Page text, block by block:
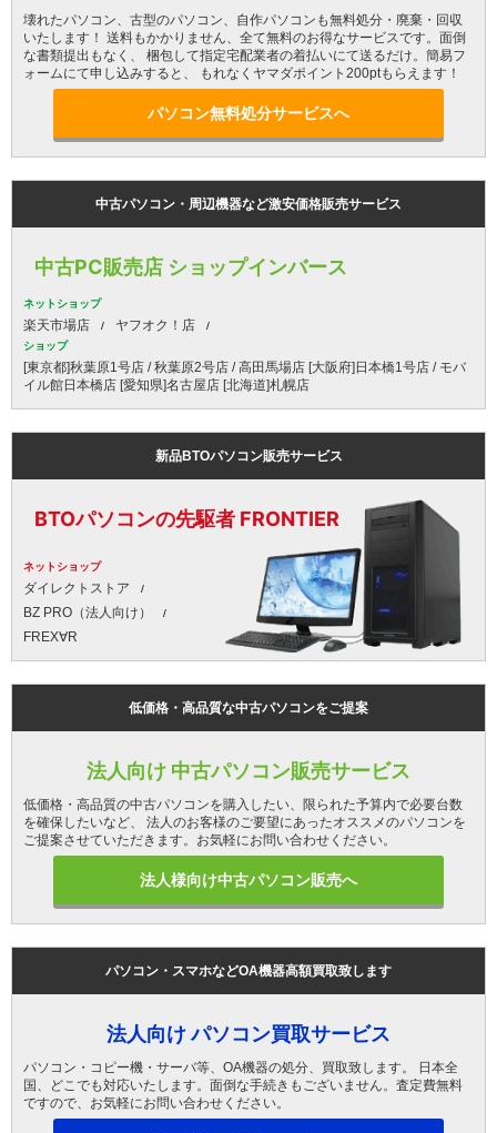
壊れたパソコン、古型のパソコン、自作パソコンも無料処分・廃棄・回収
いたします！ 送料もかかりません、全て無料のお得なサービスです。面倒
な書類提出もなく、 梱包して指定宅配業者の着払いにて送るだけ。簡易フ
ォームにて申し込みすると、 もれなくヤマダポイント200ptもらえます！
パソコン無料処分サービスへ
中古パソコン・周辺機器など激安価格販売サービス
中古PC販売店 ショップインバース
ネットショップ
楽天市場店 ヤフオク！店
ショップ
[東京都]秋葉原1号店 / 秋葉原2号店 / 高田馬場店 [大阪府]日本橋1号店 / モバ
イル館日本橋店 [愛知県]名古屋店 [北海道]札幌店
新品BTOパソコン販売サービス
BTOパソコンの先駆者 FRONTIER
ネットショップ
ダイレクトストア
BZ PRO（法人向け）
FREX∀R
低価格・高品質な中古パソコンをご提案
法人向け 中古パソコン販売サービス
低価格・高品質の中古パソコンを購入したい、限られた予算内で必要台数
を確保したいなど、 法人のお客様のご要望にあったオススメのパソコンを
ご提案させていただきます。お気軽にお問い合わせください。
法人様向け中古パソコン販売へ
パソコン・スマホなどOA機器高額買取致します
法人向け パソコン買取サービス
パソコン・コピー機・サーバ等、OA機器の処分、買取致します。 日本全
国、どこでも対応いたします。面倒な手続きもございません。査定費無料
ですので、お気軽にお問い合わせください。